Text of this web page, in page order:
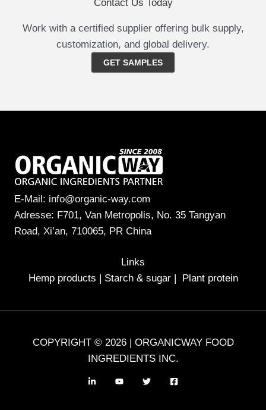
Contact Us Today
Work with a certified supplier offering bulk supply,
customization, and global delivery.
GET SAMPLES
E-Mail: info@organic-way.com
Adresse: F701, Van Metropolis, No. 35 Tangyan
Road, Xi’an, 710065, PR China
Links
Hemp products | Starch & sugar| Plant protein
COPYRIGHT © 2026 | ORGANICWAY FOOD
INGREDIENTS INC.